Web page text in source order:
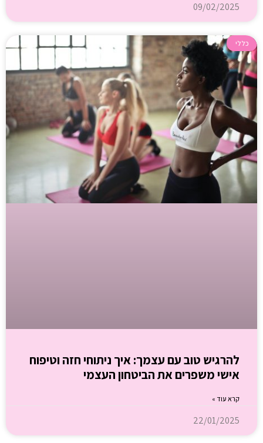
09/02/2025
כללי
להרגיש טוב עם עצמך: איך ניתוחי חזה וטיפוח
אישי משפרים את הביטחון העצמי
קרא עוד »
22/01/2025